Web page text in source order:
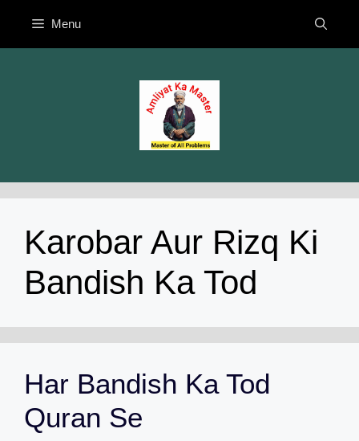
content
Menu
Karobar Aur Rizq Ki
Bandish Ka Tod
Har Bandish Ka Tod
Quran Se